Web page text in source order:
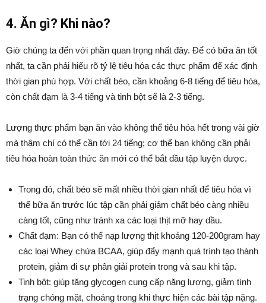
4. Ăn gì? Khi nào?
Giờ chúng ta đến với phần quan trọng nhất đây. Để có bữa ăn tốt
nhất, ta cần phải hiểu rõ tỷ lệ tiêu hóa các thực phẩm để xác định
thời gian phù hợp. Với chất béo, cần khoảng 6-8 tiếng để tiêu hóa,
còn chất đạm là 3-4 tiếng và tinh bột sẽ là 2-3 tiếng.
Lượng thực phẩm bạn ăn vào không thể tiêu hóa hết trong vài giờ
mà thậm chí có thể cần tới 24 tiếng; cơ thể bạn không cần phải
tiêu hóa hoàn toàn thức ăn mới có thể bắt đầu tập luyện được.
Trong đó, chất béo sẽ mất nhiều thời gian nhất để tiêu hóa vì
thế bữa ăn trước lúc tập cần phải giảm chất béo càng nhiều
càng tốt, cũng như tránh xa các loại thịt mỡ hay dầu.
Chất đạm: Bạn có thể nạp lượng thịt khoảng 120-200gram hay
các loại Whey chứa BCAA, giúp đẩy mạnh quá trình tạo thành
protein, giảm đi sự phân giải protein trong và sau khi tập.
Tinh bột: giúp tăng glycogen cung cấp năng lượng, giảm tình
trạng chóng mặt, choáng trong khi thực hiện các bài tập nặng.